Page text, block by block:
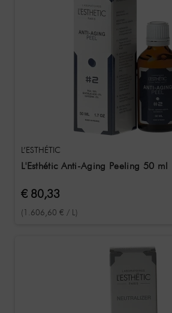
L’ESTHÉTIC
L'Esthétic Anti-Aging Peeling 50 ml
€ 80,33
(1.606,60 € / L)